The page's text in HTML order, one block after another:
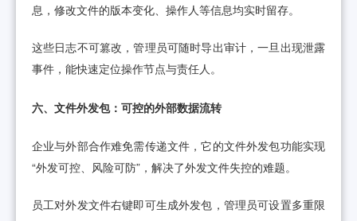
息，修改文件的版本变化、操作人等信息均实时留存。
这些日志不可篡改，管理员可随时导出审计，一旦出现泄露
事件，能快速定位操作节点与责任人。
六、文件外发包：可控的外部数据流转
企业与外部合作难免需传递文件，它的文件外发包功能实现
“外发可控、风险可防”，解决了外发文件失控的难题。
员工对外发文件右键即可生成外发包，管理员可设置多重限